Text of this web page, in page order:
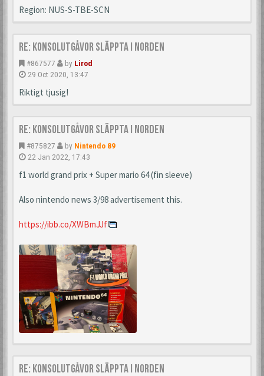
Region: NUS-S-TBE-SCN
Re: Konsolutgåvor släppta i Norden
#867577 by Lirod
29 Oct 2020, 13:47
Riktigt tjusig!
Re: Konsolutgåvor släppta i Norden
#875827 by Nintendo 89
22 Jan 2022, 17:43
f1 world grand prix + Super mario 64 (fin sleeve)
Also nintendo news 3/98 advertisement this.
https://ibb.co/XWBmJJf
Re: Konsolutgåvor släppta i Norden